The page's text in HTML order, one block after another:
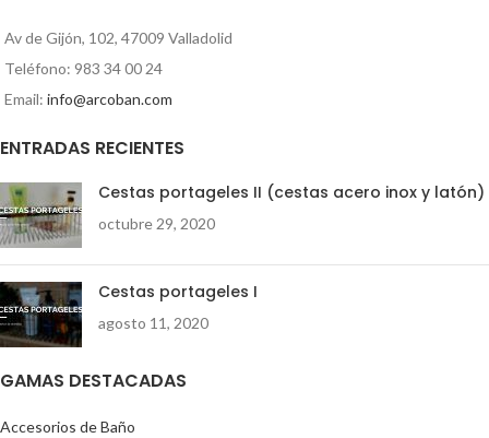
Av de Gijón, 102, 47009 Valladolid
Teléfono: 983 34 00 24
Email: info@arcoban.com
ENTRADAS RECIENTES
Cestas portageles II (cestas acero inox y latón)
octubre 29, 2020
Cestas portageles I
agosto 11, 2020
GAMAS DESTACADAS
Accesorios de Baño